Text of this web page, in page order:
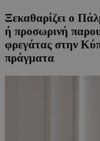
Ξεκαθαρίζει ο
ή προσωρινή
φρεγάτας στην
πράγματα